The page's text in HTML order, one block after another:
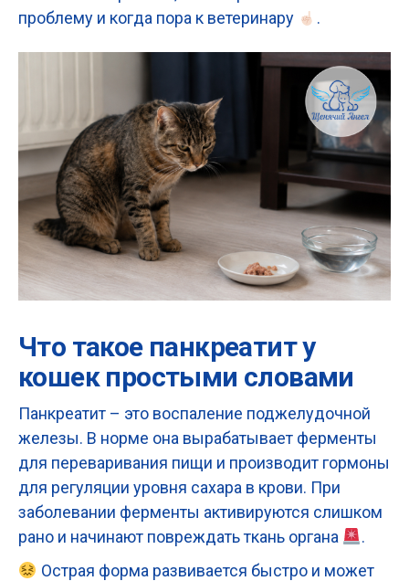
проблему и когда пора к ветеринару
.
Что такое панкреатит у
кошек простыми словами
Панкреатит – это воспаление поджелудочной
железы. В норме она вырабатывает ферменты
для переваривания пищи и производит гормоны
для регуляции уровня сахара в крови. При
заболевании ферменты активируются слишком
рано и начинают повреждать ткань органа
.
Острая форма развивается быстро и может